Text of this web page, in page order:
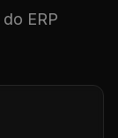
do ERP